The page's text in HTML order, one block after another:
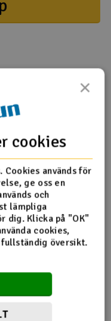
Recensioner
×
cookies
Cookies används för
ge oss en
och
lämpliga
dig. Klicka på "OK"
cookies,
översikt.